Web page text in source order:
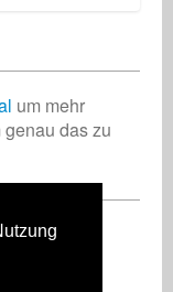
um mehr
das zu